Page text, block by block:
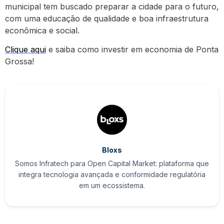
municipal tem buscado preparar a cidade para o futuro,
com uma educação de qualidade e boa infraestrutura
econômica e social.
Clique aqui e saiba como investir em economia de Ponta
Grossa!
Bloxs
Somos Infratech para Open Capital Market: plataforma que
integra tecnologia avançada e conformidade regulatória
em um ecossistema.